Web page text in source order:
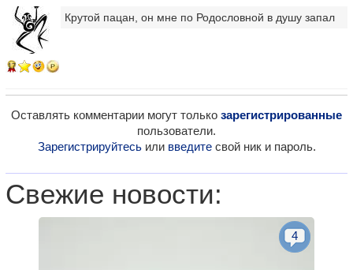
17
Крутой пацан, он мне по Родословной в душу запал
Оставлять комментарии могут только зарегистрированные
пользователи.
Зарегистрируйтесьили введитесвой ник и пароль.
Свежие новости:
4